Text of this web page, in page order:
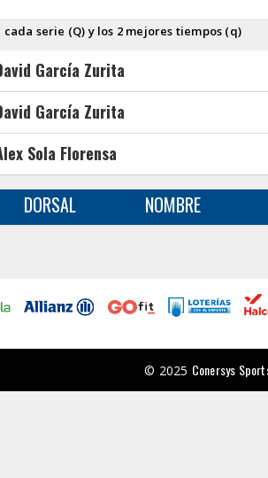
serie (Q) y los 2 mejores tiempos (q)
García Zurita
García Zurita
Sola Florensa
DORSAL NOMBRE
© 2025 Conersys